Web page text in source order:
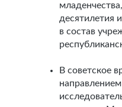
десятилетия
в состав
В советское